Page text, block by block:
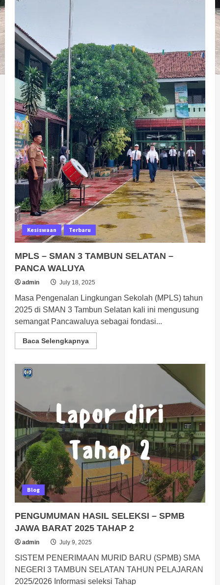
Kesiswaan Terbaru
MPLS – SMAN 3 TAMBUN SELATAN –
PANCA WALUYA
admin July 18, 2025
Masa Pengenalan Lingkungan Sekolah (MPLS) tahun
2025 di SMAN 3 Tambun Selatan kali ini mengusung
semangat Pancawaluya sebagai fondasi...
Baca SelengkapnyaRead
more
PANCA
WALUYA
Blog
PENGUMUMAN HASIL SELEKSI – SPMB
JAWA BARAT 2025 TAHAP 2
admin July 9, 2025
SISTEM PENERIMAAN MURID BARU (SPMB) SMA
NEGERI 3 TAMBUN SELATAN TAHUN PELAJARAN
2025/2026 Informasi seleksi Tahap